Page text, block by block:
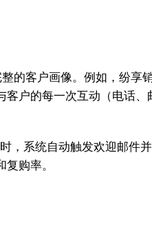
的客户画像。例如，纷享
户的每一次互动（电话
，系统自动触发欢迎邮件
购率。